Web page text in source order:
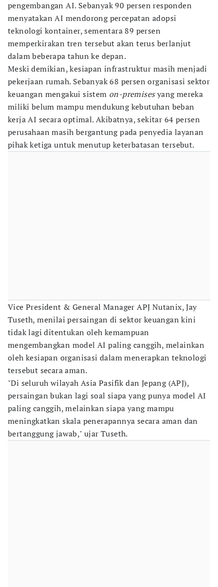
pengembangan AI. Sebanyak 90 persen responden
menyatakan AI mendorong percepatan adopsi
teknologi kontainer, sementara 89 persen
memperkirakan tren tersebut akan terus berlanjut
dalam beberapa tahun ke depan.
Meski demikian, kesiapan infrastruktur masih menjadi
pekerjaan rumah. Sebanyak 68 persen organisasi sektor
keuangan mengakui sistem on-premisesyang mereka
miliki belum mampu mendukung kebutuhan beban
kerja AI secara optimal. Akibatnya, sekitar 64 persen
perusahaan masih bergantung pada penyedia layanan
pihak ketiga untuk menutup keterbatasan tersebut.
Vice President & General Manager APJ Nutanix, Jay
Tuseth, menilai persaingan di sektor keuangan kini
tidak lagi ditentukan oleh kemampuan
mengembangkan model AI paling canggih, melainkan
oleh kesiapan organisasi dalam menerapkan teknologi
tersebut secara aman.
"Di seluruh wilayah Asia Pasifik dan Jepang (APJ),
persaingan bukan lagi soal siapa yang punya model AI
paling canggih, melainkan siapa yang mampu
meningkatkan skala penerapannya secara aman dan
bertanggung jawab," ujar Tuseth.